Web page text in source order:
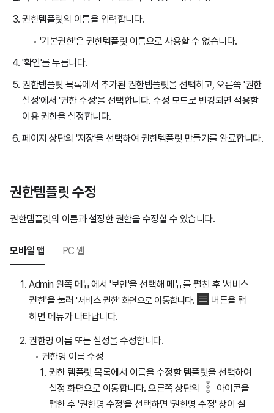
권한템플릿의 이름을 입력합니다.
'기본권한'은 권한템플릿 이름으로 사용할 수 없습니다.
'확인'를 누릅니다.
권한템플릿 목록에서 추가된 권한템플릿을 선택하고, 오른쪽 '권한
설정'에서 '권한 수정'을 선택합니다. 수정 모드로 변경되면 적용할
이용 권한을 설정합니다.
페이지 상단의 '저장'을 선택하여 권한템플릿 만들기를 완료합니다.
권한템플릿 수정
권한템플릿의 이름과 설정한 권한을 수정할 수 있습니다.
모바일 앱 PC 웹
Admin 왼쪽 메뉴에서 '보안'을 선택해 메뉴를 펼친 후 '서비스
권한'을 눌러 '서비스 권한' 화면으로 이동합니다.
버튼을 탭
하면 메뉴가 나타납니다.
권한명 이름 또는 설정을 수정합니다.
권한명 이름 수정
권한 템플릿 목록에서 이름을 수정할 템플릿을 선택하여
설정 화면으로 이동합니다. 오른쪽 상단의
아이콘을
탭한 후 '권한명 수정'을 선택하면 '권한명 수정' 창이 실